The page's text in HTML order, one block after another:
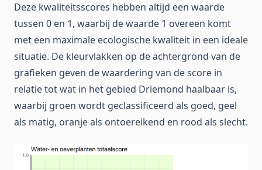
Deze kwaliteitsscores hebben altijd een waarde
tussen 0 en 1, waarbij de waarde 1 overeen komt
met een maximale ecologische kwaliteit in een ideale
situatie. De kleurvlakken op de achtergrond van de
grafieken geven de waardering van de score in
relatie tot wat in het gebied Driemond haalbaar is,
waarbij groen wordt geclassificeerd als goed, geel
als matig, oranje als ontoereikend en rood als slecht.